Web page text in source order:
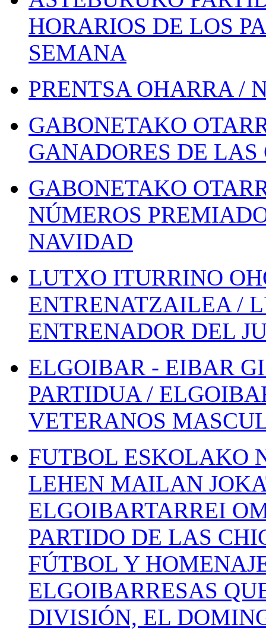
HORARIOS DE LOS
SEMANA
PRENTSA OHARRA /
GABONETAKO
GANADORES DE
GABONETAKO
NÚMEROS
NAVIDAD
LUTXO ITURRINO
ENTRENATZAILEA /
ENTRENADOR DEL
ELGOIBAR - EIBAR
PARTIDUA /
VETERANOS
FUTBOL ESKOLAKO
LEHEN MAILAN
ELGOIBARTARREI
PARTIDO DE LAS
FÚTBOL Y
ELGOIBARRESAS
DIVISIÓN, EL